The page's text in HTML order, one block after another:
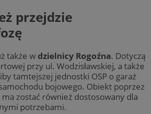
przejdzie
także w dzielnicy Rogoźna. Dotyczą
przy ul. Wodzisławskiej, a także
tamtejszej jednostki OSP o garaż
bojowego. Obiekt poprzez
ma zostać również dostosowany dla
potrzebami.